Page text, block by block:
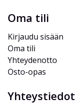
Oma tili
Kirjaudu sisään
Oma tili
Yhteydenotto
Osto-opas
Yhteystiedot